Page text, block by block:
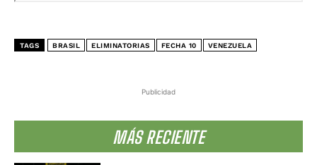
Publicidad
MÁS RECIENTE
TAGS BRASIL ELIMINATORIAS FECHA 10 VENEZUELA